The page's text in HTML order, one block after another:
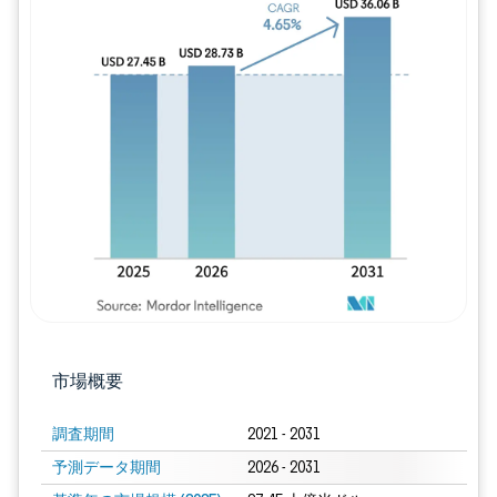
市場概要
調査期間 2021 - 2031
予測データ期間 2026 - 2031